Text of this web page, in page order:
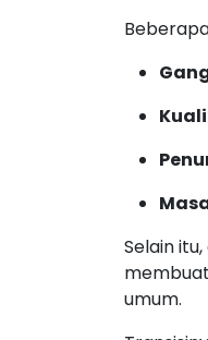
Selain
umum.